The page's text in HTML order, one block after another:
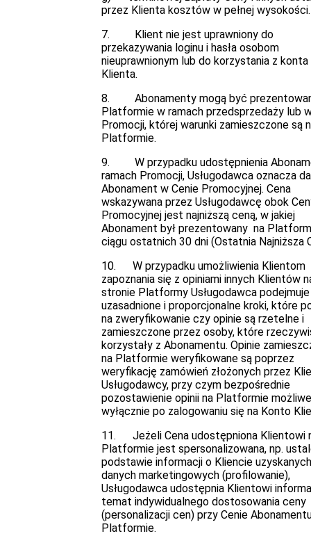
przez Klienta kosztów w pełnej wysokości.
7. Klient nie jest uprawniony do
przekazywania loginu i hasła osobom
nieuprawnionym lub do korzystania z konta
Klienta.
8. Abonamenty mogą być
Platformie w ramach przedsprzedaży lub
Promocji, której warunki zamieszczone są
Platformie.
9. W przypadku udostępnienia
ramach Promocji, Usługodawca oznacza
Abonament w Cenie Promocyjnej. Cena
wskazywana przez Usługodawcę obok
Promocyjnej jest najniższą ceną, w jakiej
Abonament był prezentowany na
ciągu ostatnich 30 dni (Ostatnia Najniższa
10. W przypadku umożliwienia Klientom
zapoznania się z opiniami innych Klientów
stronie Platformy Usługodawca podejmuje
uzasadnione i proporcjonalne kroki, które
na zweryfikowanie czy opinie są rzetelne i
zamieszczone przez osoby, które
korzystały z Abonamentu. Opinie
na Platformie weryfikowane są poprzez
weryfikację zamówień złożonych przez
Usługodawcy, przy czym bezpośrednie
pozostawienie opinii na Platformie
wyłącznie po zalogowaniu się na Konto
11. Jeżeli Cena udostępniona Klientowi
Platformie jest spersonalizowana, np.
podstawie informacji o Kliencie
danych marketingowych (profilowanie),
Usługodawca udostępnia Klientowi
temat indywidualnego dostosowania ceny
(personalizacji cen) przy Cenie
Platformie.